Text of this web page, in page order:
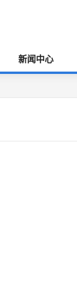
新闻中心